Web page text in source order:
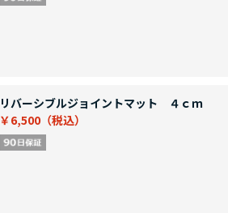
リバーシブルジョイントマット ４ｃｍ
￥6,500